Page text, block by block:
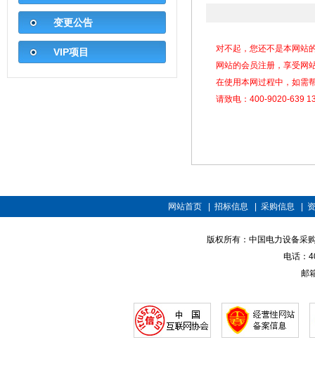
变更公告
VIP项目
对不起，您还不是本网站
网站的会员注册，享受网
在使用本网过程中，如需
请致电：400-9020-639
网站首页 招标信息 采购信息
版权所有：中国电力设备采
电话：
邮